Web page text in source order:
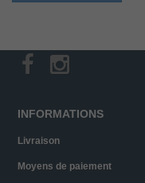
INFORMATIONS
Livraison
Moyens de paiement